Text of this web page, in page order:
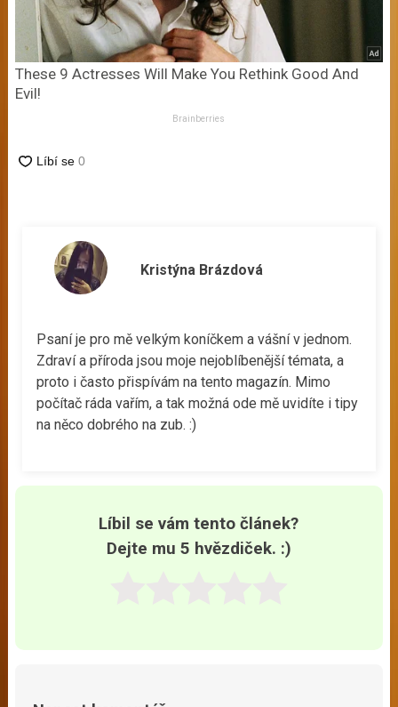
These 9 Actresses Will Make You Rethink Good And
Evil!
Brainberries
Kristýna Brázdová
Psaní je pro mě velkým koníčkem a vášní v jednom.
Zdraví a příroda jsou moje nejoblíbenější témata, a
proto i často přispívám na tento magazín. Mimo
počítač ráda vařím, a tak možná ode mě uvidíte i tipy
na něco dobrého na zub. :)
Líbil se vám tento článek?
Dejte mu 5 hvězdiček. :)